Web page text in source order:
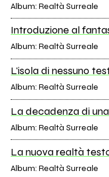
Album: Realtà Surreale
Introduzione al
Album: Realtà Surreale
L'isola di nessuno
Album: Realtà Surreale
La decadenza di
Album: Realtà Surreale
La nuova realtà
Album: Realtà Surreale